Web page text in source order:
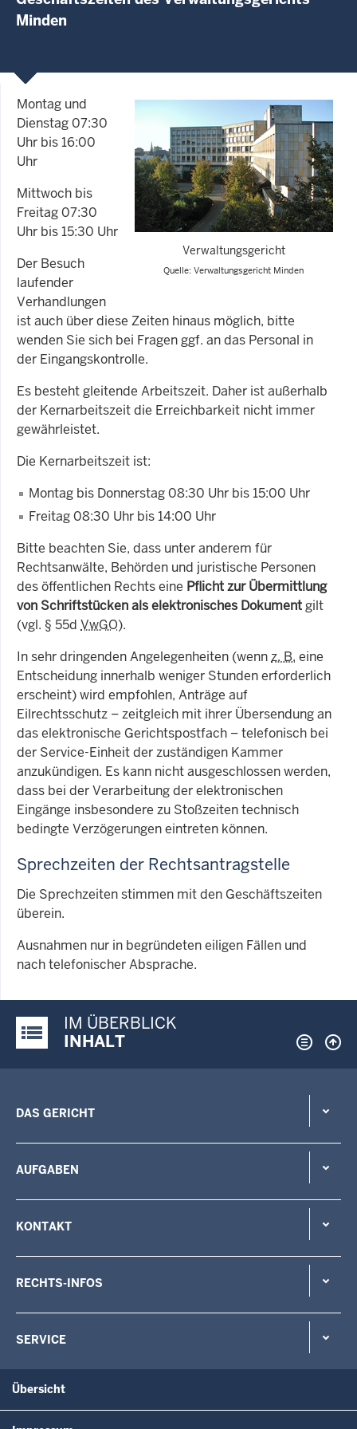
Minden
Verwaltungsgericht
Quelle: Verwaltungsgericht Minden
Montag und
Dienstag 07:30
Uhr bis 16:00
Uhr
Mittwoch bis
Freitag 07:30
Uhr bis 15:30 Uhr
Der Besuch
laufender
Verhandlungen
ist auch über diese Zeiten hinaus möglich, bitte
wenden Sie sich bei Fragenggf. an das Personal in
der Eingangskontrolle.
Es besteht gleitende Arbeitszeit. Daher ist außerhalb
der Kernarbeitszeit die Erreichbarkeit nicht immer
gewährleistet.
Die Kernarbeitszeit ist:
Montag bis Donnerstag 08:30 Uhr bis 15:00 Uhr
Freitag 08:30 Uhr bis 14:00 Uhr
Bitte beachten Sie, dass unter anderem für
Rechtsanwälte, Behörden und juristische Personen
des öffentlichen Rechts eine Pflicht zur Übermittlung
von Schriftstücken als elektronisches Dokumentgilt
(vgl. § 55d VwGO).
In sehr dringenden Angelegenheiten (wennz. B. eine
Entscheidung innerhalb weniger Stunden erforderlich
erscheint) wird empfohlen, Anträge auf
Eilrechtsschutz – zeitgleich mit ihrer Übersendung an
das elektronische Gerichtspostfach – telefonisch bei
der Service-Einheit der zuständigen Kammer
anzukündigen. Es kann nicht ausgeschlossen werden,
dass bei der Verarbeitung der elektronischen
Eingänge insbesondere zu Stoßzeiten technisch
bedingte Verzögerungen eintreten können.
Sprechzeiten der Rechtsantragstelle
Die Sprechzeiten stimmen mit den Geschäftszeiten
überein.
Ausnahmen nur in begründeten eiligen Fällen und
nach telefonischer Absprache.
Justiz-Portal im Überblick:
IM ÜBERBLICK
INHALT
DAS GERICHT
AUFGABEN
KONTAKT
RECHTS-INFOS
SERVICE
Übersicht